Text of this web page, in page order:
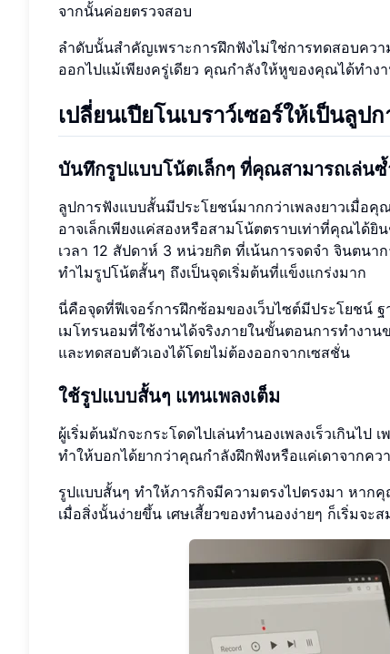
จากนั้นค่อยตรวจสอบ
ลำดับนั้นสำคัญเพราะการฝึกฟังไม่ใช่การทดสอบคว
ออกไปแม้เพียงครู่เดียว คุณกำลังให้หูของคุณได้ทำงา
เปลี่ยนเปียโนเบราว์เซอร์ให้เป็นลูป
บันทึกรูปแบบโน้ตเล็กๆ ที่คุณสามารถเล่นซ้
ลูปการฟังแบบสั้นมีประโยชน์มากกว่าเพลงยาวเมื่อ
อาจเล็กเพียงแค่สองหรือสามโน้ตตราบเท่าที่คุณได้ยิ
เวลา 12 สัปดาห์ 3 หน่วยกิต ที่เน้นการจดจำ จินตน
ทำไมรูปโน้ตสั้นๆ ถึงเป็นจุดเริ่มต้นที่แข็งแกร่งมาก
นี่คือจุดที่ฟีเจอร์การฝึกซ้อมของเว็บไซต์มีประโยชน์
เมโทรนอมที่ใช้งานได้จริงภายในขั้นตอนการทำง
และทดสอบตัวเองได้โดยไม่ต้องออกจากเซสชั่น
ใช้รูปแบบสั้นๆ แทนเพลงเต็ม
ผู้เริ่มต้นมักจะกระโดดไปเล่นทำนองเพลงเร็วเกินไป
ทำให้บอกได้ยากว่าคุณกำลังฝึกฟังหรือแค่เดาจากคว
รูปแบบสั้นๆ ทำให้ภารกิจมีความตรงไปตรงมา หาก
เมื่อสิ่งนั้นง่ายขึ้น เศษเสี้ยวของทำนองง่ายๆ ก็เริ่มจะ